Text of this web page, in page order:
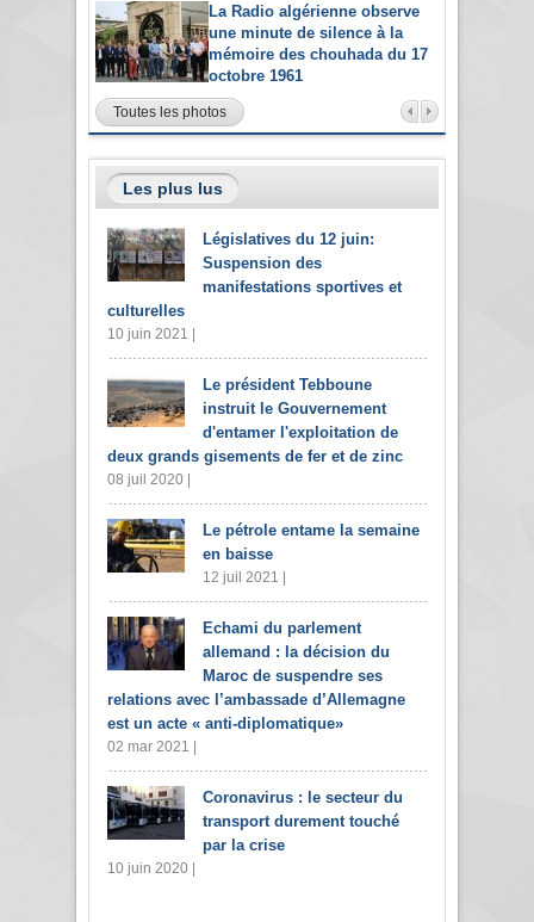
La Radio algérienne observe
une minute de silence à la
mémoire des chouhada du 17
octobre 1961
Toutes les photos
Les plus lus
Législatives du 12 juin:
Suspension des
manifestations sportives et
culturelles
10 juin 2021 |
Le président Tebboune
instruit le Gouvernement
d'entamer l'exploitation de
deux grands gisements de fer et de zinc
08 juil 2020 |
Le pétrole entame la semaine
en baisse
12 juil 2021 |
Echami du parlement
allemand : la décision du
Maroc de suspendre ses
relations avec l’ambassade d’Allemagne
est un acte « anti-diplomatique»
02 mar 2021 |
Coronavirus : le secteur du
transport durement touché
par la crise
10 juin 2020 |